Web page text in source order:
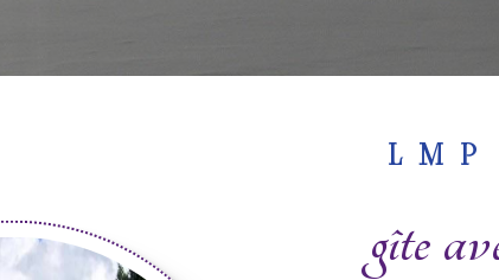
gîte